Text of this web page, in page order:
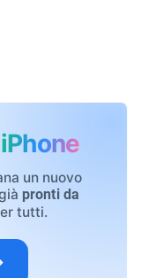
iPhone
un nuovo
pronti da
tutti.